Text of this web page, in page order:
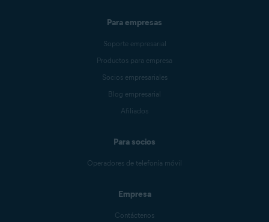
Para empresas
Soporte empresarial
Productos para empresa
Socios empresariales
Blog empresarial
Afiliados
Para socios
Operadores de telefonía móvil
Empresa
Contáctenos